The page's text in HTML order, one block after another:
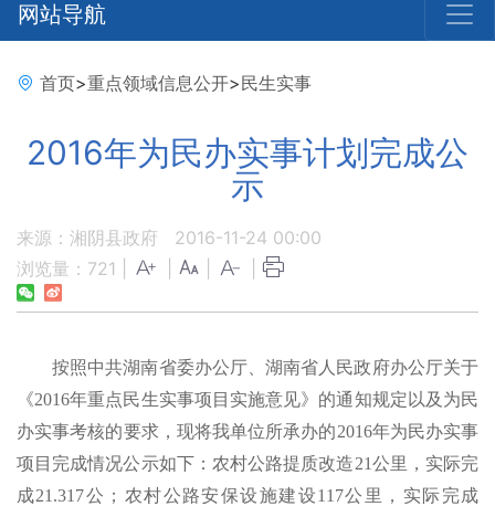
网站导航
首页>重点领域信息公开>民生实事
2016年为民办实事计划完成公
示
来源：湘阴县政府
2016-11-24 00:00
浏览量： 721
按照中共湖南省委办公厅、湖南省人民政府办公厅关于
《2016年重点民生实事项目实施意见》的通知规定以及为民
办实事考核的要求，现将我单位所承办的2016年为民办实事
项目完成情况公示如下： 农村公路提质改造21公里，实际完
成21.317公；农村公路安保设施建设117公里，实际完成